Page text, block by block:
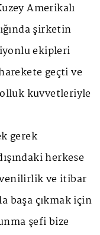
Amerikalı
şirketin
ekipleri
geçti ve
kuvvetleriyle
gerek
herkese
ve itibar
başa çıkmak için
şefi bize